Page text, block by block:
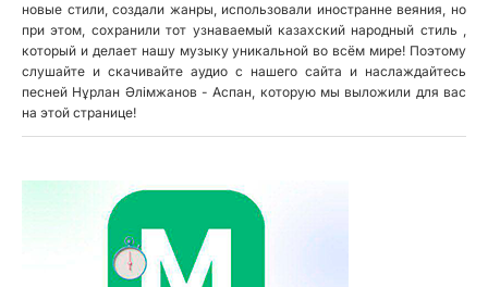
новые стили, создали жанры, использовали иностранне веяния, но
при этом, сохранили тот узнаваемый казахский народный стиль ,
который и делает нашу музыку уникальной во всём мире! Поэтому
слушайте и скачивайте аудио с нашего сайта и наслаждайтесь
песней Нұрлан Әлiмжанов - Аспан, которую мы выложили для вас
на этой странице!